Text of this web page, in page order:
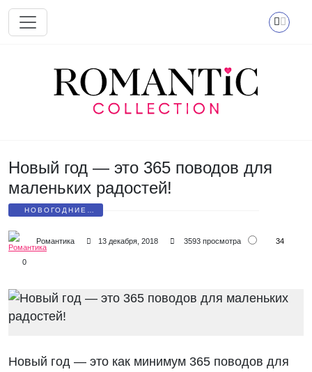
Перейти к основному содержанию
Новый год — это 365 поводов для
маленьких радостей!
НОВОГОДНИЕ
Романтика 13 декабря, 2018 3593 просмотра 34
0
Новый год — это как минимум 365 поводов для